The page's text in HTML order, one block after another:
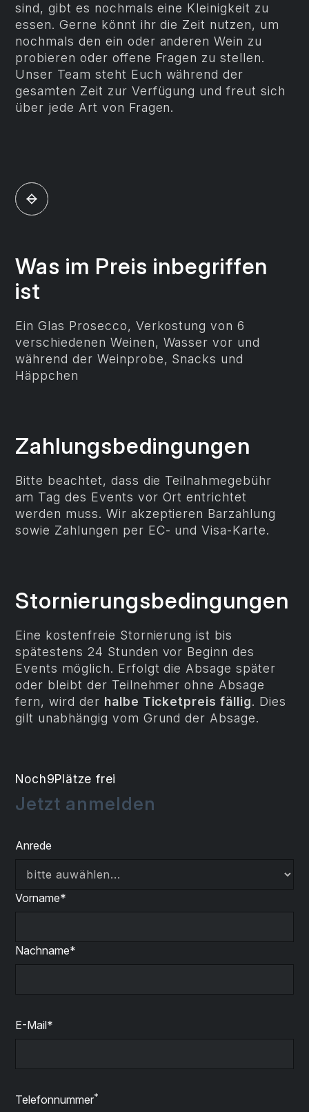
sind, gibt es nochmals eine Kleinigkeit zu
essen. Gerne könnt ihr die Zeit nutzen, um
nochmals den ein oder anderen Wein zu
probieren oder offene Fragen zu stellen.
Unser Team steht Euch während der
gesamten Zeit zur Verfügung und freut sich
über jede Art von Fragen.
Was im Preis inbegriffen
ist
Ein Glas Prosecco, Verkostung von 6
verschiedenen Weinen, Wasser vor und
während der Weinprobe, Snacks und
Häppchen
Zahlungs­bedingungen
Bitte beachtet, dass die Teilnahmegebühr
am Tag des Events vor Ort entrichtet
werden muss. Wir akzeptieren Barzahlung
sowie Zahlungen per EC- und Visa-Karte.
Stornierungsbedingungen
Eine kostenfreie Stornierung ist bis
spätestens 24 Stunden vor Beginn des
Events möglich. Erfolgt die Absage später
oder bleibt der Teilnehmer ohne Absage
fern, wird der halbe Ticketpreis fällig. Dies
gilt unabhängig vom Grund der Absage.
Noch9Plätze frei
Jetzt anmelden
Anrede
Vorname*
Nachname*
E-Mail*
Telefonnummer*